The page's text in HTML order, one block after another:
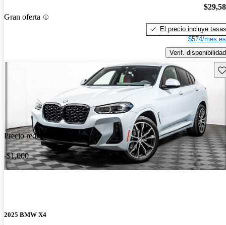
Gran oferta
El precio incluye tasas
$574/mes
Verif. disponibilidad
Precio reducido
-$1,000
2025 BMW X4